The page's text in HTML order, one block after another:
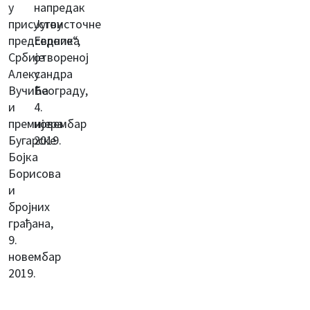
у
присуству
председника
Србије
Александра
Вучића
и
премијера
Бугарске
Бојка
Борисова
и
бројних
грађана,
9.
новембар
2019.
напредак
Југоисточне
Европе“,
отвореној
у
Београду,
4.
новембар
2019.